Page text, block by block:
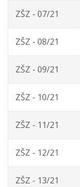
ZŠZ - 07/21
ZŠZ - 08/21
ZŠZ - 09/21
ZŠZ - 10/21
ZŠZ - 11/21
ZŠZ - 12/21
ZŠZ - 13/21